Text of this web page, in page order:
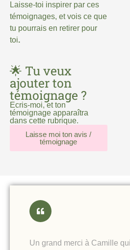
Laisse-toi inspirer par ces
témoignages, et vois ce que
tu pourrais en retirer pour
toi.
🌟 Tu veux
ajouter ton
témoignage ?
Ecris-moi, et ton
témoignage apparaîtra
dans cette rubrique.
Laisse moi ton avis /
témoignage
Un grand merci à Camille